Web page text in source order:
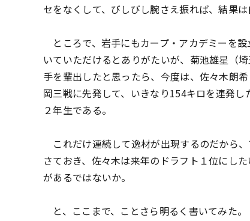
セをなくして、びしびし腕さえ振れば、結果は
ところで、岩手にもカープ・アカデミーを
いていただけるとありがたいが、菊池雄星（
手を輩出したと思ったら、今度は、佐々木朗
岡三戦に先発して、いきなり154キロを連発
２年生である。
これだけ連続して逸材が出現するのだから
さておき、佐々木は来年のドラフト１位にし
があるではないか。
と、ここまで、ことさら明るく書いてみた。